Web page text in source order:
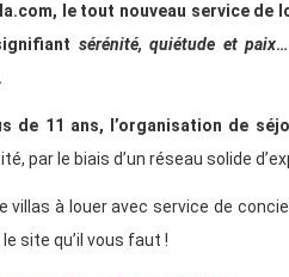
le tout nouveau service de
sérénité, quiétude et paix
de 11 ans, l’organisation de
par le biais d’un réseau solide
à louer avec service de
site qu’il vous faut !